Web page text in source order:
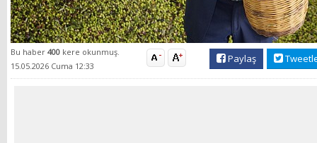
Bu haber 400 kere okunmuş.
15.05.2026 Cuma 12:33
Paylaş